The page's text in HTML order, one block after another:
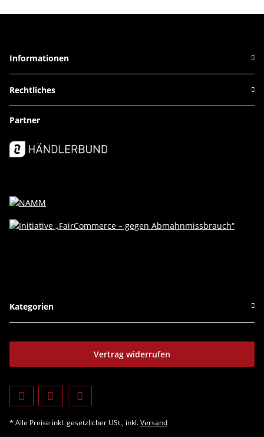
Informationen
Rechtliches
Partner
Kategorien
Vertrag widerrufen
* Alle Preise inkl. gesetzlicher USt., inkl.Versand